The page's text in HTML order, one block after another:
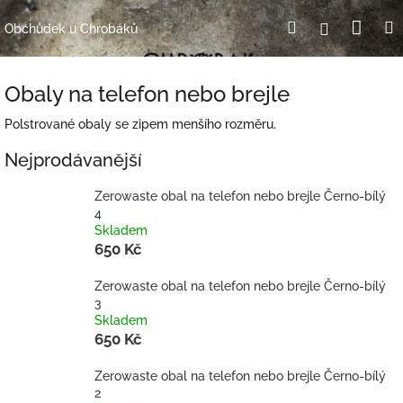
Přejít
na
obsah
Obchůdek u Chrobáků HledatPřihlášení
Obaly na telefon nebo brejle
Polstrované obaly se zipem menšího rozměru.
Nejprodávanější
Zerowaste obal na telefon nebo brejle Černo-bílý
4
Skladem
650 Kč
Zerowaste obal na telefon nebo brejle Černo-bílý
3
Skladem
650 Kč
Zerowaste obal na telefon nebo brejle Černo-bílý
2